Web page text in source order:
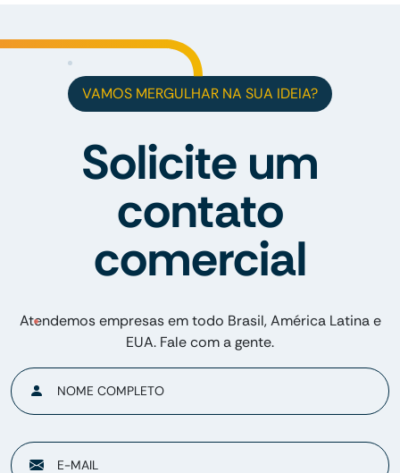
VAMOS MERGULHAR NA SUA IDEIA?
Solicite um
contato
comercial
Atendemos empresas em todo Brasil, América Latina e
EUA. Fale com a gente.
NOME COMPLETO
E-MAIL